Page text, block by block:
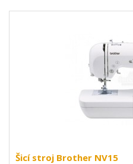
Šicí stroj Brother NV15